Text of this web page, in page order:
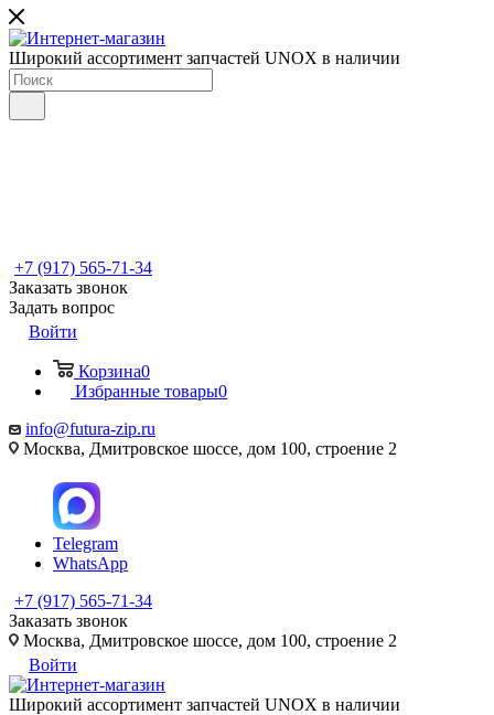
Широкий ассортимент запчастей UNOX в наличии
+7 (917) 565-71-34
Заказать звонок
Задать вопрос
Войти
Корзина0
Избранные товары0
info@futura-zip.ru
Москва, Дмитровское шоссе, дом 100, строение 2
Telegram
WhatsApp
+7 (917) 565-71-34
Заказать звонок
Москва, Дмитровское шоссе, дом 100, строение 2
Войти
Широкий ассортимент запчастей UNOX в наличии